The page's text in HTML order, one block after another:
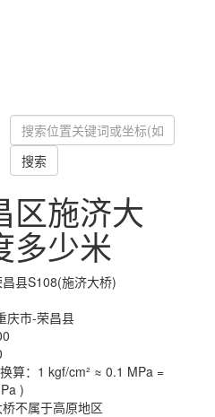
搜索
区施济大
多少米
县S108(施济大桥)
庆市-荣昌县
算：1 kgf/cm² ≈ 0.1 MPa =
)
不属于高原地区